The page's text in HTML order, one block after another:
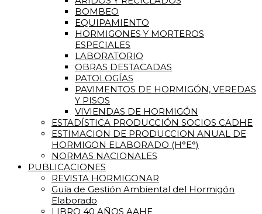
BOMBEO
EQUIPAMIENTO
HORMIGONES Y MORTEROS
ESPECIALES
LABORATORIO
OBRAS DESTACADAS
PATOLOGÍAS
PAVIMENTOS DE HORMIGÓN, VEREDAS
Y PISOS
VIVIENDAS DE HORMIGÓN
ESTADÍSTICA PRODUCCIÓN SOCIOS CADHE
ESTIMACION DE PRODUCCION ANUAL DE
HORMIGON ELABORADO (H°E°)
NORMAS NACIONALES
PUBLICACIONES
REVISTA HORMIGONAR
Guía de Gestión Ambiental del Hormigón
Elaborado
LIBRO 40 AÑOS AAHE